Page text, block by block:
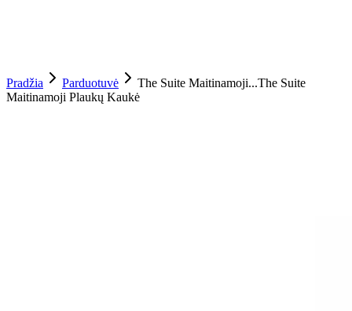
Pradžia Parduotuvė The Suite Maitinamoji...The Suite
Maitinamoji Plaukų Kaukė